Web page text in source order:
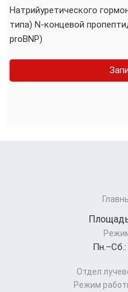
Натрийуретического
типа) N-концевой
proBNP)
Отдел
Режим